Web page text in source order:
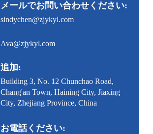
メールでお問い合わせください:
sindychen@zjykyl.com
Ava@zjykyl.com
追加:
Building 3, No. 12 Chunchao Road,
Chang'an Town, Haining City, Jiaxing
City, Zhejiang Province, China
お電話ください: